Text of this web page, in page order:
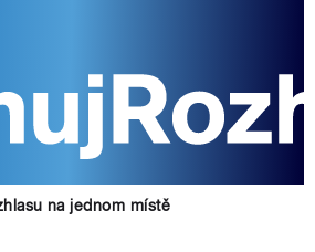
na jednom místě